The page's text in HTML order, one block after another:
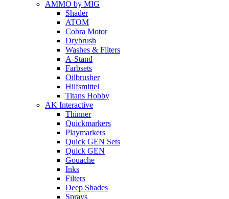
AMMO by MIG
Shader
ATOM
Cobra Motor
Drybrush
Washes & Filters
A-Stand
Farbsets
Oilbrusher
Hilfsmittel
Titans Hobby
AK Interactive
Thinner
Quickmarkers
Playmarkers
Quick GEN Sets
Quick GEN
Gouache
Inks
Filters
Deep Shades
Sprays